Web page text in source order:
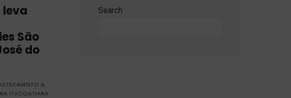
São
do
&
ITACOATIARA
Search